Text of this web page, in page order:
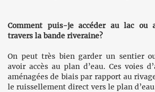
Comment puis-je accéder au lac ou
travers la bande riveraine?
On peut très bien garder un sentier
avoir accès au plan d’eau. Ces voies
aménagées de biais par rapport au
le ruissellement direct vers le plan